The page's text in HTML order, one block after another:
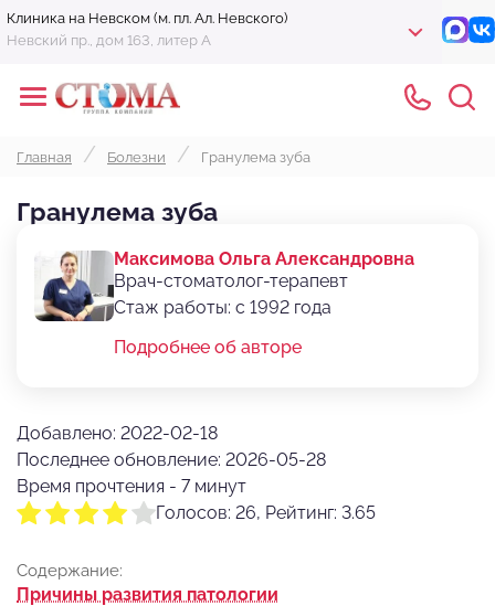
Клиника на Невском (м. пл. Ал. Невского)
Невский пр., дом 163, литер А
Главная Болезни Гранулема зуба
Гранулема зуба
Максимова Ольга Александровна
Врач-стоматолог-терапевт
Стаж работы: с 1992 года
Подробнее об авторе
Добавлено: 2022-02-18
Последнее обновление: 2026-05-28
Время прочтения - 7 минут
Голосов: 26, Рейтинг: 3.65
Содержание:
Причины развития патологии